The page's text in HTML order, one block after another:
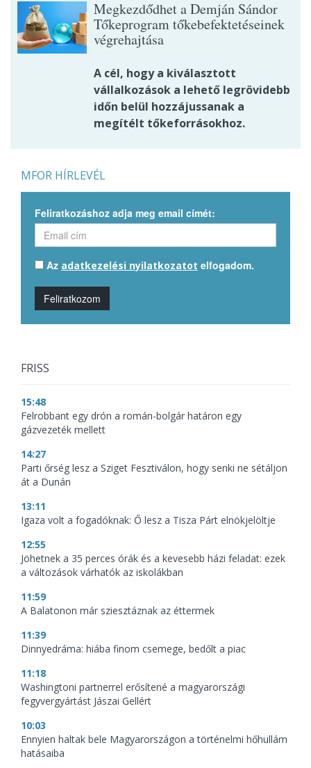
Megkezdődhet a Demján Sándor
Tőkeprogram tőkebefektetéseinek
végrehajtása
A cél, hogy a kiválasztott
vállalkozások a lehető legrövidebb
időn belül hozzájussanak a
megítélt tőkeforrásokhoz.
MFOR HÍRLEVÉL
Feliratkozáshoz adja meg email címét:
Az adatkezelési nyilatkozatot elfogadom.
Feliratkozom
FRISS
15:48
Felrobbant egy drón a román-bolgár határon egy
gázvezeték mellett
14:27
Parti őrség lesz a Sziget Fesztiválon, hogy senki ne sétáljon
át a Dunán
13:11
Igaza volt a fogadóknak: Ő lesz a Tisza Párt elnökjelöltje
12:55
Jöhetnek a 35 perces órák és a kevesebb házi feladat: ezek
a változások várhatók az iskolákban
11:59
A Balatonon már sziesztáznak az éttermek
11:39
Dinnyedráma: hiába finom csemege, bedőlt a piac
11:18
Washingtoni partnerrel erősítené a magyarországi
fegyvergyártást Jászai Gellért
10:03
Ennyien haltak bele Magyarországon a történelmi hőhullám
hatásaiba